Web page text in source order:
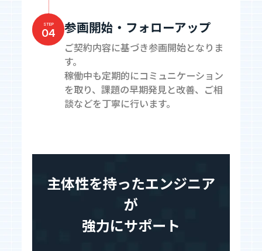
STEP
04 参画開始・フォローアップ
ご契約内容に基づき参画開始となりま
す。
稼働中も定期的にコミュニケーション
を取り、課題の早期発見と改善、ご相
談などを丁寧に行います。
主体性を持ったエンジニア
が
強力にサポート